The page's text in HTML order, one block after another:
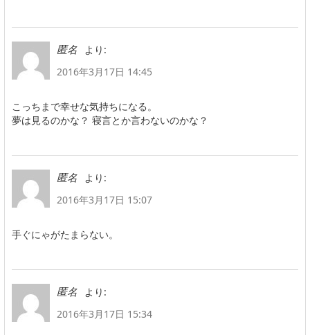
匿名
より:
2016年3月17日 14:45
こっちまで幸せな気持ちになる。
夢は見るのかな？ 寝言とか言わないのかな？
匿名
より:
2016年3月17日 15:07
手ぐにゃがたまらない。
匿名
より:
2016年3月17日 15:34